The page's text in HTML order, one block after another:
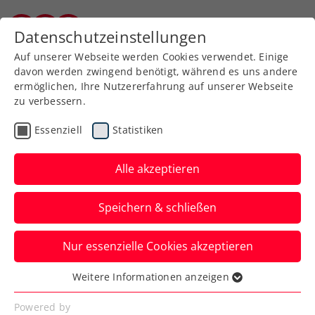
Zurück zur Newsübersicht
WTA
WTA-Challenger Rio de
Janeiro: Grabher
schrammt am Endspiel
vorbei
Österreichs Nummer eins scheidet in
Brasiliens Metropole erst gegen die
Nummer eins des Turniers aus.
Datenschutzeinstellungen
Auf unserer Webseite werden Cookies verwendet. Einige
davon werden zwingend benötigt, während es uns andere
ermöglichen, Ihre Nutzererfahrung auf unserer Webseite
zu verbessern.
Essenziell Statistiken
Alle akzeptieren
Speichern & schließen
Nur essenzielle Cookies akzeptieren
Essenziell
Essenzielle Cookies werden für grundlegende
Weitere Informationen anzeigen
Powered by